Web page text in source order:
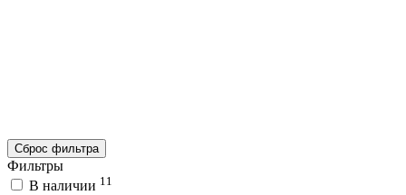
Сброс фильтра
Фильтры
В наличии 11